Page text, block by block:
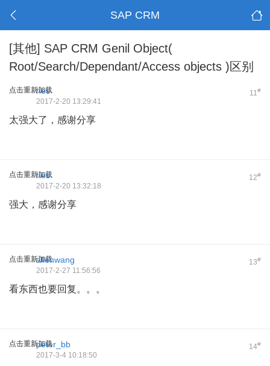
SAP CRM
[其他] SAP CRM Genil Object(
Root/Search/Dependant/Access objects )区别
点击重新加载 11#
hes
2017-2-20 13:29:41
太强大了，感谢分享
点击重新加载 12#
hes
2017-2-20 13:32:18
强大，感谢分享
点击重新加载 13#
allenwang
2017-2-27 11:56:56
看东西也要回复。。。
点击重新加载 14#
peter_bb
2017-3-4 10:18:50